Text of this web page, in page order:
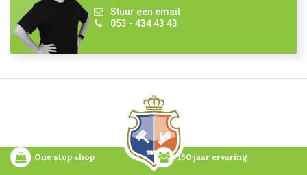
Stuur een email
053 - 434 43 43
One stop shop 130 jaar ervaring